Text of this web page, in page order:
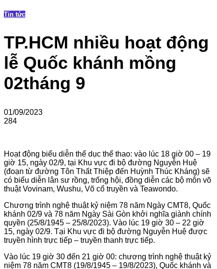
Tin tức
TP.HCM nhiều hoạt động
lễ Quốc khánh mồng
02tháng 9
01/09/2023
284
Hoạt động biểu diễn thể dục thể thao: vào lúc 18 giờ 00 – 19
giờ 15, ngày 02/9, tại Khu vực đi bộ đường Nguyễn Huệ
(đoạn từ đường Tôn Thất Thiệp đến Huỳnh Thúc Kháng) sẽ
có biểu diễn lân sư rồng, trống hội, đồng diễn các bộ môn võ
thuật Vovinam, Wushu, Võ cổ truyền và Teawondo.
Chương trình nghệ thuật kỷ niệm 78 năm Ngày CMT8, Quốc
khánh 02/9 và 78 năm Ngày Sài Gòn khởi nghĩa giành chính
quyền (25/8/1945 – 25/8/2023). Vào lúc 19 giờ 30 – 22 giờ
15, ngày 02/9. Tại Khu vực đi bộ đường Nguyễn Huệ được
truyền hình trực tiếp – truyền thanh trực tiếp.
Vào lúc 19 giờ 30 đến 21 giờ 00: chương trình nghệ thuật kỷ
niệm 78 năm CMT8 (19/8/1945 – 19/8/2023), Quốc khánh và